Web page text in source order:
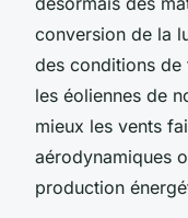
conversion de la
des conditions de
les éoliennes de
mieux les vents
aérodynamiques
production